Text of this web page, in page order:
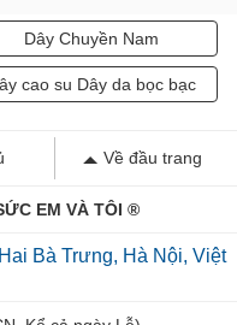
Dây Chuyền Nam
Về đầu trang
EM VÀ TÔI ®